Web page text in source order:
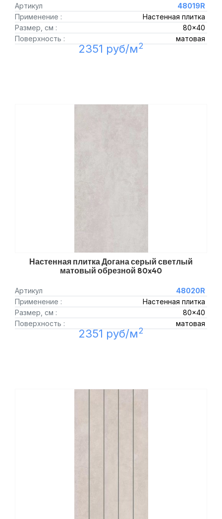
Артикул
48019R
Применение :
Настенная плитка
Размер, см :
80x40
Поверхность :
матовая
2351 руб/м2
Настенная плитка Догана серый светлый
матовый обрезной 80x40
Артикул
48020R
Применение :
Настенная плитка
Размер, см :
80x40
Поверхность :
матовая
2351 руб/м2